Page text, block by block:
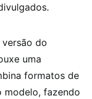
do
uma
formatos de
modelo, fazendo